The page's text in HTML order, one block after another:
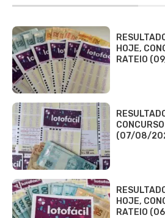
HOJE,
RATEIO
(07/08/
HOJE,
RATEIO